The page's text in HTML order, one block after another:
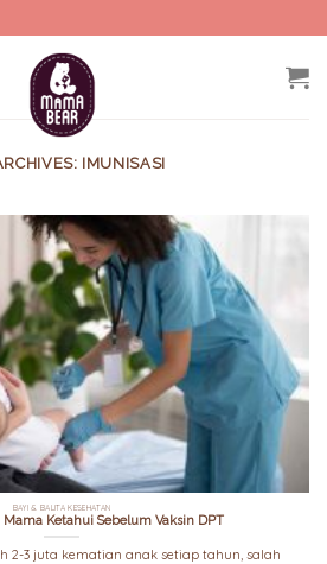
IMUNISASI
BAYI & BALITA KESEHATAN
Ketahui Sebelum Vaksin DPT
2-3 juta kematian anak setiap tahun, salah